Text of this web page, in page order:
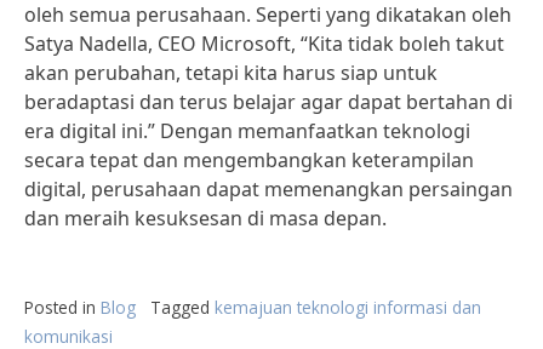
oleh semua perusahaan. Seperti yang dikatakan oleh
Satya Nadella, CEO Microsoft, “Kita tidak boleh takut
akan perubahan, tetapi kita harus siap untuk
beradaptasi dan terus belajar agar dapat bertahan di
era digital ini.” Dengan memanfaatkan teknologi
secara tepat dan mengembangkan keterampilan
digital, perusahaan dapat memenangkan persaingan
dan meraih kesuksesan di masa depan.
Posted in Blog Tagged kemajuan teknologi informasi dan
komunikasi